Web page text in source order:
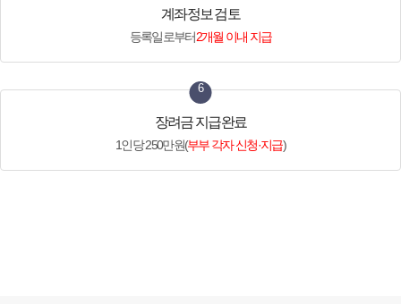
계좌정보 검토
등록일로부터2개월 이내 지급
6
장려금 지급완료
1인당 250만원(부부 각자 신청·지급)